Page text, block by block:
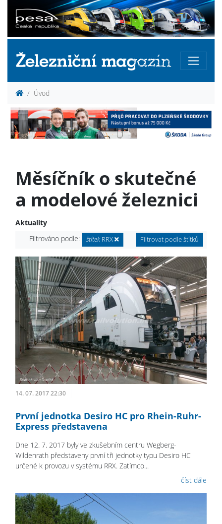
Úvod
Měsíčník o skutečné
a modelové železnici
Aktuality
Filtrováno podle:
štítek RRX Filtrovat podle štítků
14. 07. 2017 22:30
První jednotka Desiro HC pro Rhein-Ruhr-
Express představena
Dne 12. 7. 2017 byly ve zkušebním centru Wegberg-
Wildenrath představeny první tři jednotky typu Desiro HC
určené k provozu v systému RRX. Zatímco...
číst dále